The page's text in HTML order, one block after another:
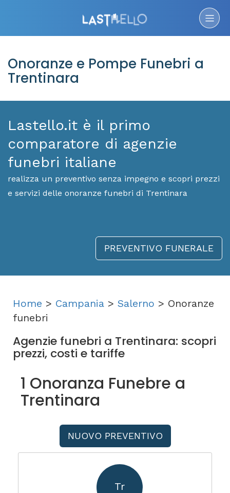
Onoranze e Pompe Funebri a
Trentinara
Lastello.it è il primo
comparatore di agenzie
funebri italiane
realizza un preventivo senza impegno e scopri prezzi
e servizi delle onoranze funebri di Trentinara
PREVENTIVO FUNERALE
Home > Campania > Salerno > Onoranze
funebri
Agenzie funebri a Trentinara: scopri
prezzi, costi e tariffe
1 Onoranza Funebre a
Trentinara
NUOVO PREVENTIVO
Tr